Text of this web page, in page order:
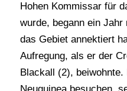
Hohen Kommissar für
wurde, begann ein
das Gebiet annektiert
Aufregung, als er der
Blackall (2),